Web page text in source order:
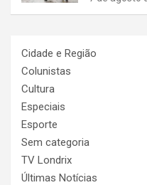
Cidade e Região
Colunistas
Cultura
Especiais
Esporte
Sem categoria
TV Londrix
Últimas Notícias